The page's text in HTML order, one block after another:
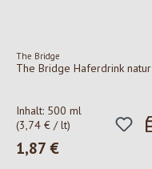
The Bridge
The Bridge Haferdrink natur
Inhalt: 500 ml
(3,74 € / lt)
Regulärer Preis:
1,87 €